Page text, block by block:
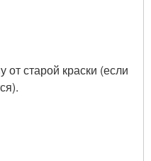
старой краски (если